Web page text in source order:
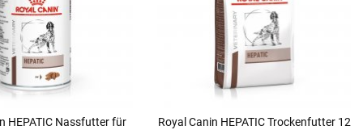
HEPATIC Nassfutter für
Royal Canin HEPATIC Trockenfutter 12